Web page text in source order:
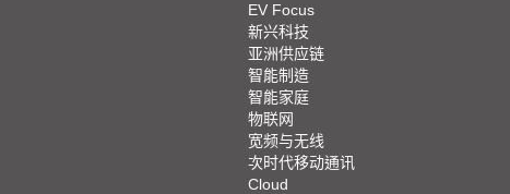
EV Focus
新兴科技
亚洲供应链
智能制造
智能家庭
物联网
宽频与无线
次时代移动通讯
Cloud